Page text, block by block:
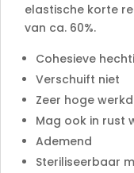
elastische korte
van ca. 60%.
Cohesieve
Verschuift niet
Zeer hoge
Mag ook in rust
Ademend
Steriliseerbaar